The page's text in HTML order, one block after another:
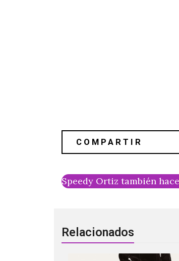
Speedy Ortiz también
Relacionados